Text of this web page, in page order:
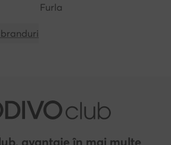
Furla
avantaje în mai multe